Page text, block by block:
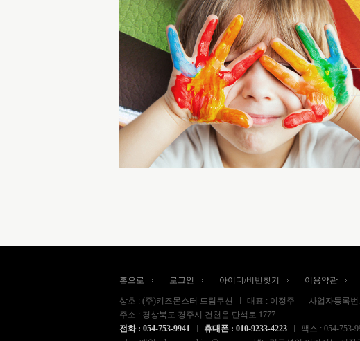
홈으로 로그인 아이디/비번찾기 이용약관
상호 : (주)키즈몬스터 드림쿠션 대표 : 이정주
사업자등록번
주소 : 경상북도 경주시 건천읍 단석로 1777
전화 : 054-753-9941
휴대폰 : 010-9233-4223
팩스 : 054-753-